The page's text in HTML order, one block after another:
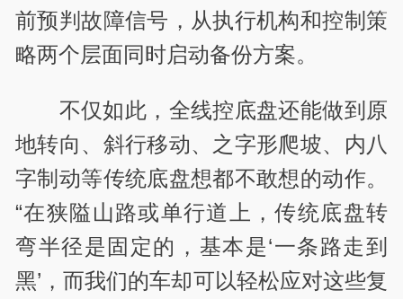
前预判故障信号，从执行机构和控制策
略两个层面同时启动备份方案。
不仅如此，全线控底盘还能做到原
地转向、斜行移动、之字形爬坡、内八
字制动等传统底盘想都不敢想的动作。
“在狭隘山路或单行道上，传统底盘转
弯半径是固定的，基本是‘一条路走到
黑’，而我们的车却可以轻松应对这些复